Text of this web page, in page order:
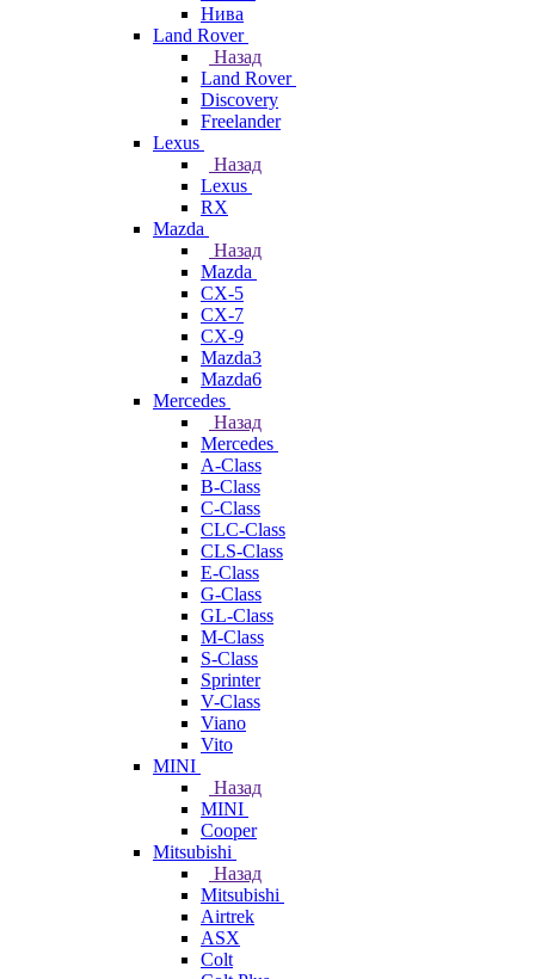
Нива
Land Rover
Назад
Land Rover
Discovery
Freelander
Lexus
Назад
Lexus
RX
Mazda
Назад
Mazda
CX-5
CX-7
CX-9
Mazda3
Mazda6
Mercedes
Назад
Mercedes
A-Class
B-Class
C-Class
CLC-Class
CLS-Class
E-Class
G-Class
GL-Class
M-Class
S-Class
Sprinter
V-Class
Viano
Vito
MINI
Назад
MINI
Cooper
Mitsubishi
Назад
Mitsubishi
Airtrek
ASX
Colt